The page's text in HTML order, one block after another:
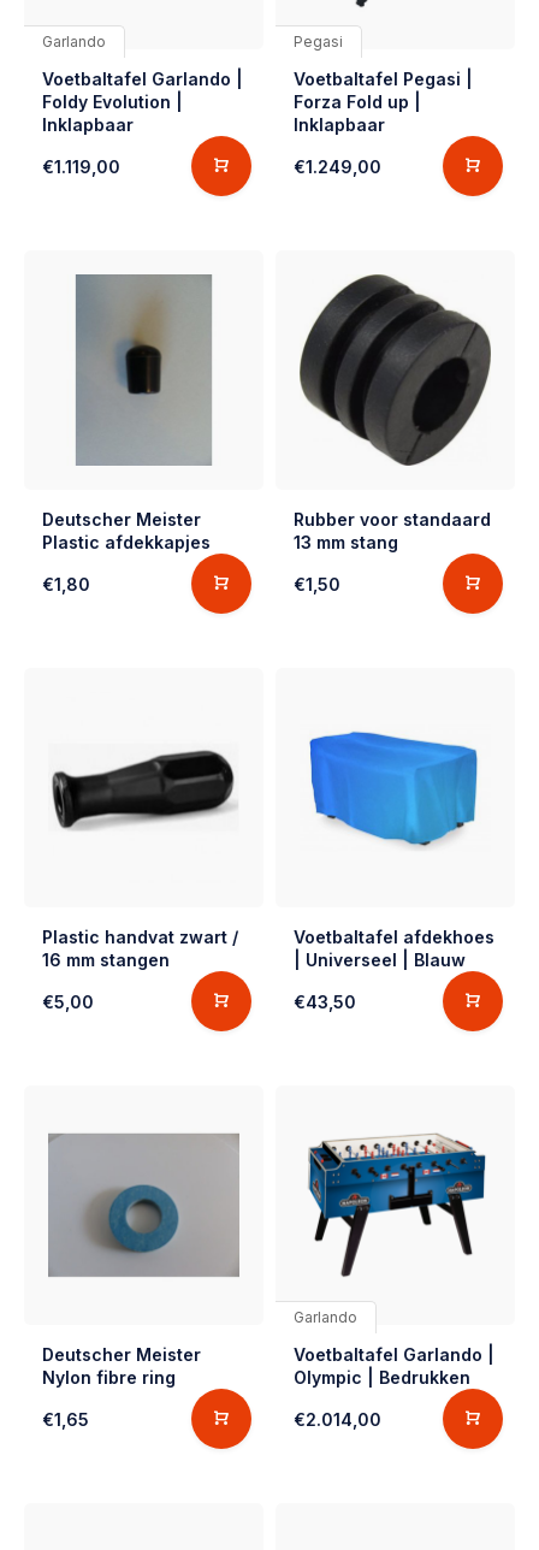
Garlando
Voetbaltafel Garlando |
Foldy Evolution |
Inklapbaar
€1.119,00
Pegasi
Voetbaltafel Pegasi |
Forza Fold up |
Inklapbaar
€1.249,00
Deutscher Meister
Plastic afdekkapjes
€1,80
Rubber voor standaard
13 mm stang
€1,50
Plastic handvat zwart /
16 mm stangen
€5,00
Voetbaltafel afdekhoes
| Universeel | Blauw
€43,50
Deutscher Meister
Nylon fibre ring
€1,65
Garlando
Voetbaltafel Garlando |
Olympic | Bedrukken
€2.014,00